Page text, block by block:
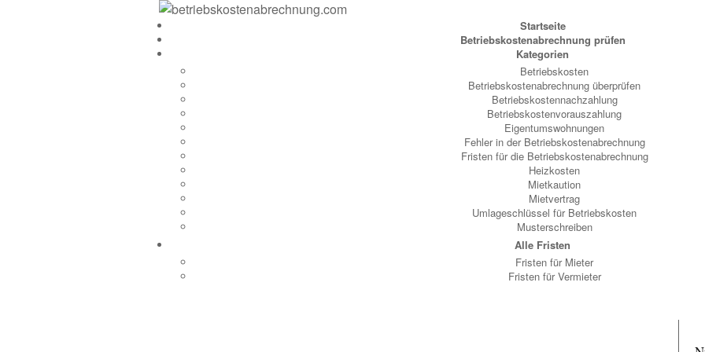
Startseite
Betriebskostenabrechnung prüfen
Kategorien
Betriebskosten
Betriebskostenabrechnung überprüfen
Betriebskostennachzahlung
Betriebskostenvorauszahlung
Eigentumswohnungen
Fehler in der Betriebskostenabrechnung
Fristen für die Betriebskostenabrechnung
Heizkosten
Mietkaution
Mietvertrag
Umlageschlüssel für Betriebskosten
Musterschreiben
Alle Fristen
Fristen für Mieter
Fristen für Vermieter